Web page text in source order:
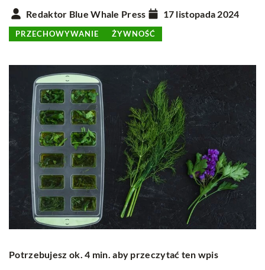
Redaktor Blue Whale Press 17 listopada 2024
PRZECHOWYWANIE ŻYWNOŚĆ
Potrzebujesz ok. 4 min. aby przeczytać ten wpis